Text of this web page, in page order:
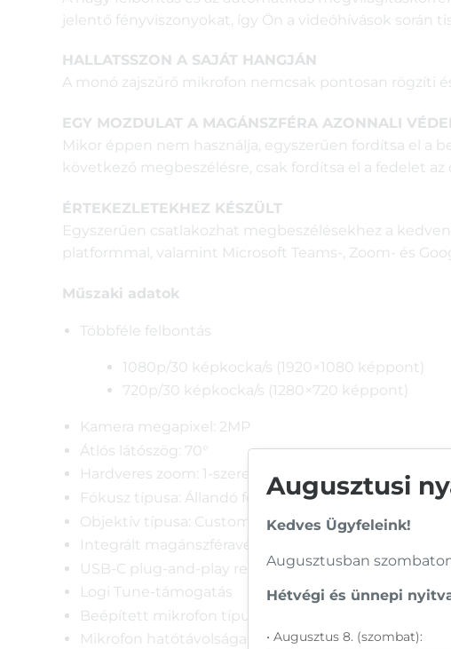
jelentő fényviszonyokat, így Ön a videóhívások során
HALLATSSZON A SAJÁT HANGJÁN
A monó zajszűrő mikrofon nemcsak pontosan rögzíti
EGY MOZDULAT A MAGÁNSZFÉRA AZONNALI
Mikor éppen nem használja, egyszerűen fordítsa el a
következő megbeszélésre, csak fordítsa el a fedelet
ÉRTEKEZLETEKHEZ KÉSZÜLT
Egyszerűen csatlakozhat megbeszélésekhez a
platformmal, valamint Microsoft Teams-, Zoom- és
Műszaki adatok
Többféle felbontás
1080p/30 képkocka/s (1920×1080 képpont)
720p/30 képkocka/s (1280×720 képpont)
Kamera megapixel: 2MP
Átlós látószög: 70°
Hardveres zoom: 1-szeres digitális zoom
Fókusz típusa: Állandó fókusz
Objektív típusa: Custom Logi 4 element lens with
Integrált magánszféravédő fedél
USB-C plug-and-play rendszerű csatlakozás
Logi Tune-támogatás
Beépített mikrofon típusa: Monó mikrofon
Mikrofon hatótávolsága: Legfeljebb 1.22 m
Augusztusi
Kedves Ügyfeleink!
Augusztusban
Hétvégi és ünnepi
• Augusztus 8. (szombat):